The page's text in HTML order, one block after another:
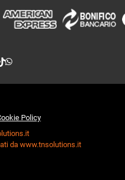
Policy
da www.tnsolutions.it